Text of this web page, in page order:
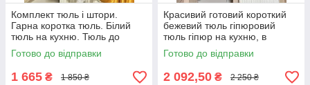
Комплект тюль і штори.
Гарна коротка тюль. Білий
тюль на кухню. Тюль до
підвіконня. Штори в кухню
Готово до відправки
1 665 ₴ 1 850 ₴
Красивий готовий короткий
бежевий тюль гіпюровий
тюль гіпюр на кухню, в
дитячу, в спальню до
підвіконня
Готово до відправки
2 092,50 ₴ 2 250 ₴